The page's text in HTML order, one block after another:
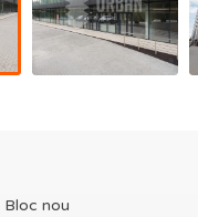
Bloc nou